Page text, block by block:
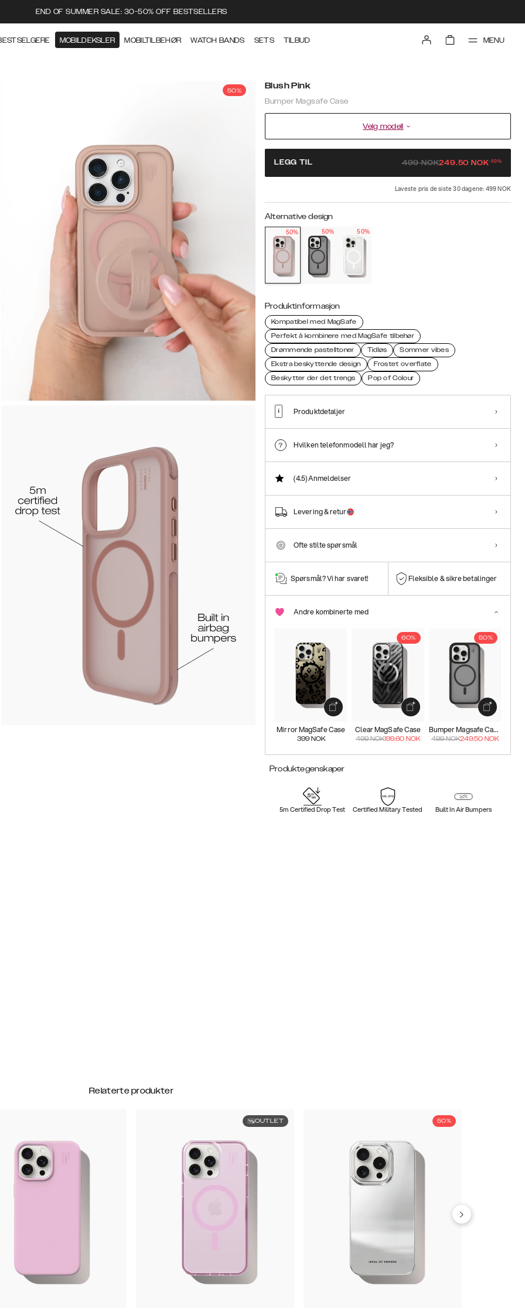
END OF SUMMER SALE: 30-50% OFF BESTSELLERS
MOBILDEKSLER MOBILTILBEHØR WATCH BANDS SETS TILBUD MENU
50% Blush Pink
Bumper Magsafe Case
Velg modell
LEGG TIL 499NOK249.50 NOK-50%
Laveste pris de siste 30 dagene: 499 NOK
Alternative design
50% 50% 50%
Produktinformasjon
Kompatibel med MagSafe
Perfekt å kombinere med MagSafe tilbehør
Drømmende pastelltoner
Tidløs
Sommer vibes
Ekstra beskyttende design
Frostet overflate
Beskytter der det trengs
Pop of Colour
Produktdetaljer
Hvilken telefonmodell har jeg?
(4.5)Anmeldelser
Levering & retur
Ofte stilte spørsmål
Spørsmål? Vi har svaret! Fleksible & sikre betalinger
Andre kombinerte med
Mirror MagSafe Case
399 NOK
60%
Clear MagSafe Case
499NOK199.60 NOK
50%
Bumper Magsafe Case
499NOK249.50 NOK
Produktegenskaper
5m Certified Drop Test Certified Military Tested Built In Air Bumpers
Relaterte produkter
OUTLET 50%